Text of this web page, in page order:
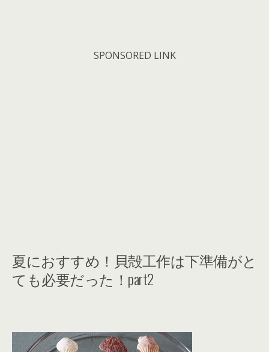
SPONSORED LINK
夏におすすめ！貝殻工作は下準備がと
ても必要だった！part2